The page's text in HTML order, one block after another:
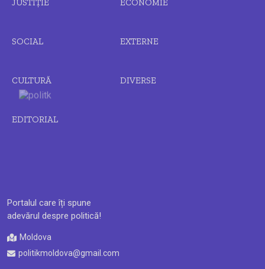
Portalul care îți spune
adevărul despre politică!
Moldova
politikmoldova@gmail.com
JUSTIȚIE ECONOMIE
SOCIAL EXTERNE
CULTURĂ DIVERSE
EDITORIAL